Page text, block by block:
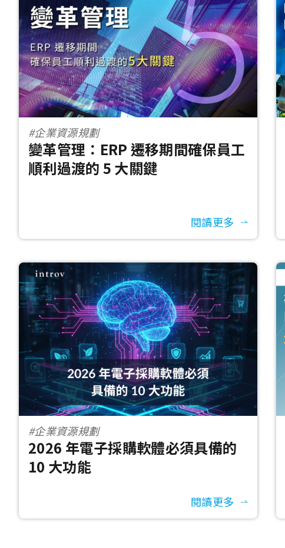
#企業資源規劃
變革管理：ERP 遷移期間確保員工
順利過渡的 5 大關鍵
閱讀更多
#企業資源規劃
2026 年電子採購軟體必須具備的
10 大功能
閱讀更多